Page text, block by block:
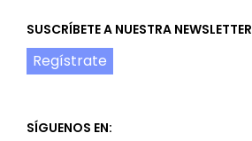
SUSCRÍBETE A NUESTRA NEWSLETTER
Regístrate
SÍGUENOS EN: